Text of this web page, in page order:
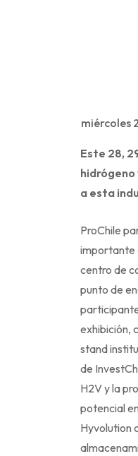
miércoles
Este 28,
hidrógeno
a esta
ProChile
importante
centro de
punto de
exhibición,
stand
de
H2V y la
potencial
Hyvolution